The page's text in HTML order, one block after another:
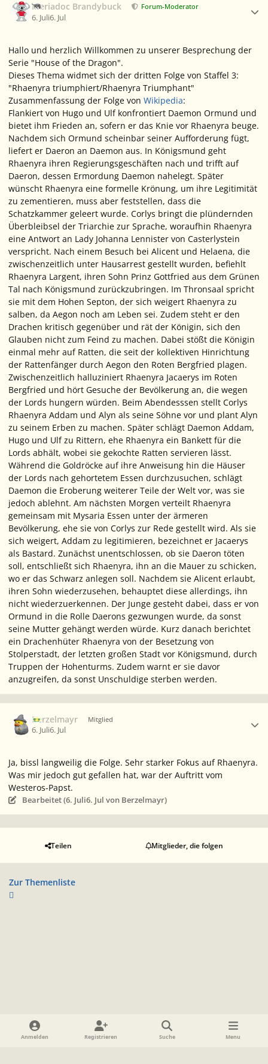
Meriadoc Brandybuck Forum-Moderator
6. Juli6. Jul
Hallo und herzlich Willkommen zu unserer Besprechung der
Serie "House of the Dragon".
Dieses Thema widmet sich der dritten Folge von Staffel 3:
"Rhaenyra triumphiert/Rhaenyra Triumphant"
Zusammenfassung der Folge von Wikipedia:
Flankiert von Hugo und Ulf konfrontiert Daemon Ormund und
bietet ihm Frieden an, sofern er das Knie vor Rhaenyra beuge.
Nachdem sich Ormund scheinbar seiner Aufforderung fügt,
liefert er Daeron an Daemon aus. In Königsmund geht
Rhaenyra ihren Regierungsgeschäften nach und trifft auf
Daeron, dessen Ermordung Daemon nahelegt. Später
wünscht Rhaenyra eine formelle Krönung, um ihre Legitimität
zu zementieren, muss aber feststellen, dass die
Schatzkammer geleert wurde. Corlys bringt die plündernden
Überbleibsel der Triarchie zur Sprache, woraufhin Rhaenyra
eine Antwort an Lady Johanna Lennister von Casterlystein
verspricht. Nach einem Besuch bei Alicent und Helaena, die
zwischenzeitlich unter Hausarrest gestellt wurden, befiehlt
Rhaenyra Largent, ihren Sohn Prinz Gottfried aus dem Grünen
Tal nach Königsmund zurückzubringen. Im Thronsaal spricht
sie mit dem Hohen Septon, der sich weigert Rhaenyra zu
salben, da Aegon noch am Leben sei. Zudem steht er den
Drachen kritisch gegenüber und rät der Königin, sich den
Glauben nicht zum Feind zu machen. Dabei stößt die Königin
einmal mehr auf Ratten, die seit der kollektiven Hinrichtung
der Rattenfänger durch Aegon den Roten Bergfried plagen.
Zwischenzeitlich halluziniert Rhaenyra Jacaerys im Roten
Bergfried und hört Gesuche der Bevölkerung an, die wegen
der Lords hungern würden. Beim Abendesssen stellt Corlys
Rhaenyra Addam und Alyn als seine Söhne vor und plant Alyn
zu seinem Erben zu machen. Später schlägt Daemon Addam,
Hugo und Ulf zu Rittern, ehe Rhaenyra ein Bankett für die
Lords abhält, wobei sie gekochte Ratten servieren lässt.
Während die Goldröcke auf ihre Anweisung hin die Häuser
der Lords nach gehortetem Essen durchzusuchen, schlägt
Daemon die Eroberung weiterer Teile der Welt vor, was sie
jedoch ablehnt. Am nächsten Morgen verteilt Rhaenyra
gemeinsam mit Mysaria Essen unter der ärmeren
Bevölkerung, ehe sie von Corlys zur Rede gestellt wird. Als sie
sich weigert, Addam zu legitimieren, bezeichnet er Jacaerys
als Bastard. Zunächst unentschlossen, ob sie Daeron töten
soll, entschließt sich Rhaenyra, ihn an die Mauer zu schicken,
wo er das Schwarz anlegen soll. Nachdem sie Alicent erlaubt,
ihren Sohn wiederzusehen, behauptet diese allerdings, ihn
nicht wiederzuerkennen. Der Junge gesteht dabei, dass er von
Ormund in die Rolle Daerons gezwungen wurde, da sonst
seine Mutter gehängt werden würde. Kurz danach berichtet
ein Drachenhüter Rhaenyra von der Besetzung von
Stolperstadt, der letzten großen Stadt vor Königsmund, durch
Truppen der Hohenturms. Zudem warnt er sie davor
anzugreifen, da sonst Unschuldige sterben werden.
Berzelmayr Mitglied
6. Juli6. Jul
Ja, bissl langweilig die Folge. Sehr starker Fokus auf Rhaenyra.
Was mir jedoch gut gefallen hat, war der Auftritt vom
Westeros-Papst.
Bearbeitet (6. Juli6. Jul von Berzelmayr)
Teilen Mitglieder, die folgen
Zur Themenliste
Heller Modus
Dunkler ModusSystemeinstellung
Anmelden Registrieren Suche Menu